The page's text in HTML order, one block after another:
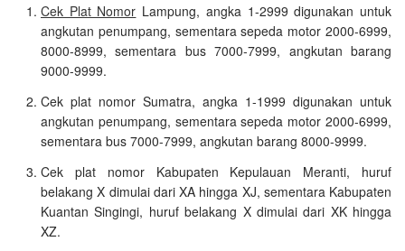
Cek Plat Nomor Lampung, angka 1-2999 digunakan untuk
angkutan penumpang, sementara sepeda motor 2000-6999,
8000-8999, sementara bus 7000-7999, angkutan barang
9000-9999.
Cek plat nomor Sumatra, angka 1-1999 digunakan untuk
angkutan penumpang, sementara sepeda motor 2000-6999,
sementara bus 7000-7999, angkutan barang 8000-9999.
Cek plat nomor Kabupaten Kepulauan Meranti, huruf
belakang X dimulai dari XA hingga XJ, sementara Kabupaten
Kuantan Singingi, huruf belakang X dimulai dari XK hingga
XZ.